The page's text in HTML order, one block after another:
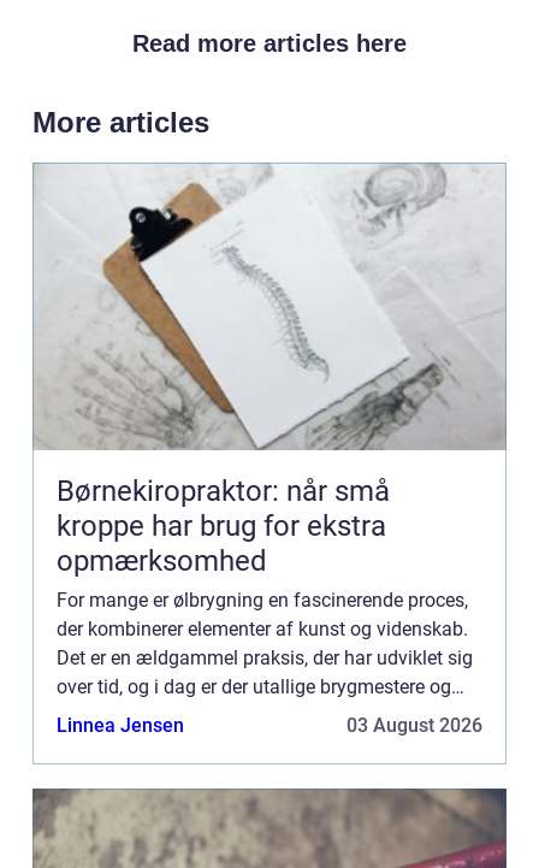
Read more articles here
More articles
Børnekiropraktor: når små
kroppe har brug for ekstra
opmærksomhed
For mange er ølbrygning en fascinerende proces,
der kombinerer elementer af kunst og videnskab.
Det er en ældgammel praksis, der har udviklet sig
over tid, og i dag er der utallige brygmestere og
entusiaster over hele verden, der nyder at skabe
Linnea Jensen 03 August 2026